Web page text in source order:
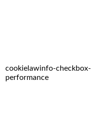
cookielawinfo-checkbox-
performance